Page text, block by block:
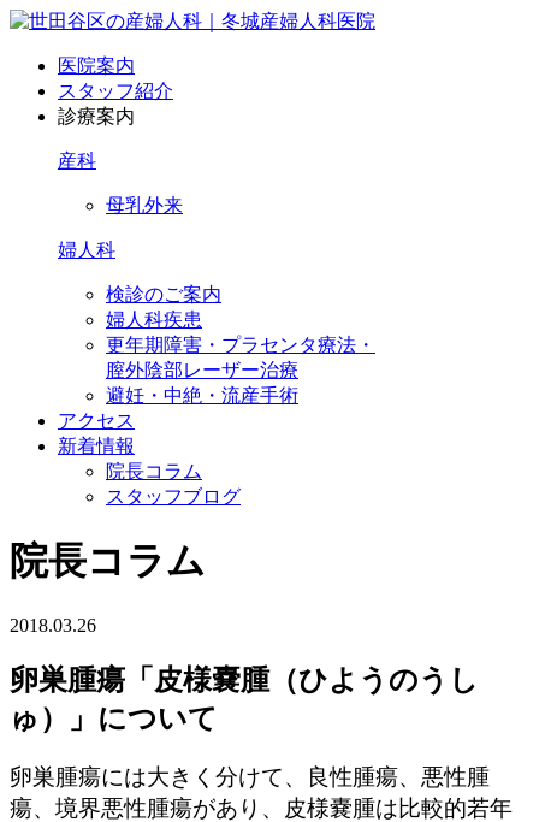
医院案内
スタッフ紹介
診療案内
産科
母乳外来
婦人科
検診のご案内
婦人科疾患
更年期障害・プラセンタ療法・
膣外陰部レーザー治療
避妊・中絶・流産手術
アクセス
新着情報
院長コラム
スタッフブログ
院長コラム
2018.03.26
卵巣腫瘍「皮様嚢腫（ひようのうし
ゅ）」について
卵巣腫瘍には大きく分けて、良性腫瘍、悪性腫
瘍、境界悪性腫瘍があり、皮様嚢腫は比較的若年